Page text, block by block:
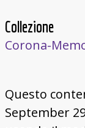
Collezione
Corona-
Questo
September